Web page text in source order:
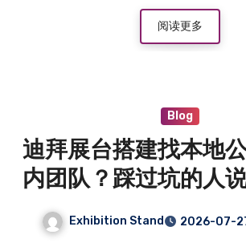
阅读更多
Blog
迪拜展台搭建找本地
内团队？踩过坑的人
Exhibition Stand 2026-07-